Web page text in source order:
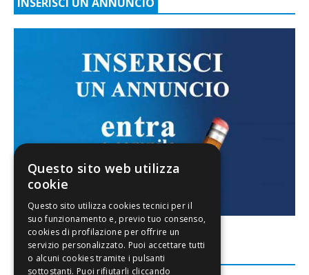
FACEBOOK
Questo sito web utilizza
cookie